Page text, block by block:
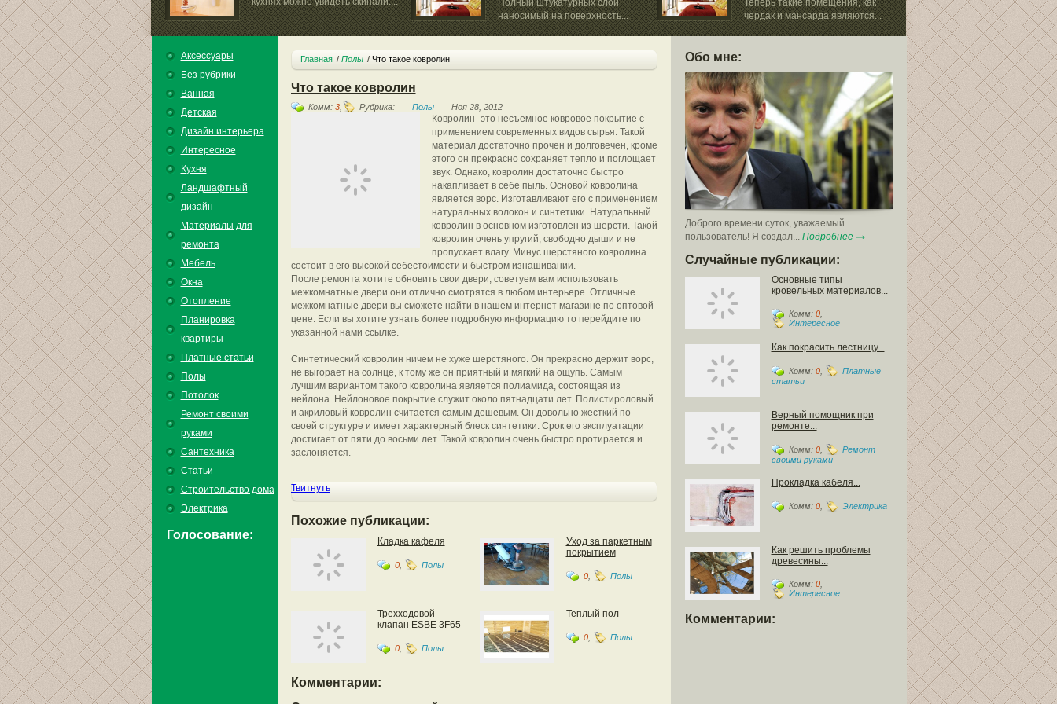
Полный штукатурных слой
наносимый на поверхность...
Теперь такие помещения, как
чердак и мансарда являются...
Аксессуары
Без рубрики
Ванная
Детская
Дизайн интерьера
Интересное
Кухня
Ландшафтный
дизайн
Материалы для
ремонта
Мебель
Окна
Отопление
Планировка
квартиры
Платные статьи
Полы
Потолок
Ремонт своими
руками
Сантехника
Статьи
Строительство дома
Электрика
Голосование:
Обо мне:
Доброго времени суток, уважаемый
пользователь! Я создал... Подробнее
Случайные публикации:
Основные типы
кровельных материалов...
Комм: 0,
Интересное
Как покрасить лестницу...
Комм: 0,
Платные
статьи
Верный помощник при
ремонте...
Комм: 0,
Ремонт
своими руками
Прокладка кабеля...
Комм: 0, Электрика
Как решить проблемы
древесины...
Комм: 0,
Интересное
Комментарии:
Главная Полы Что такое ковролин
Что такое ковролин
Комм: 3, Рубрика: Полы Ноя 28, 2012
Ковролин- это несъемное ковровое покрытие с
применением современных видов сырья. Такой
материал достаточно прочен и долговечен, кроме
этого он прекрасно сохраняет тепло и поглощает
звук. Однако, ковролин достаточно быстро
накапливает в себе пыль. Основой ковролина
является ворс. Изготавливают его с применением
натуральных волокон и синтетики. Натуральный
ковролин в основном изготовлен из шерсти. Такой
ковролин очень упругий, свободно дыши и не
пропускает влагу. Минус шерстяного ковролина
состоит в его высокой себестоимости и быстром изнашивании.
После ремонта хотите обновить свои двери, советуем вам использовать
межкомнатные двери они отлично смотрятся в любом интерьере. Отличные
межкомнатные двери вы сможете найти в нашем интернет магазине по оптовой
цене. Если вы хотите узнать более подробную информацию то перейдите по
указанной нами ссылке.
Синтетический ковролин ничем не хуже шерстяного. Он прекрасно держит ворс,
не выгорает на солнце, к тому же он приятный и мягкий на ощупь. Самым
лучшим вариантом такого ковролина является полиамида, состоящая из
нейлона. Нейлоновое покрытие служит около пятнадцати лет. Полистироловый
и акриловый ковролин считается самым дешевым. Он довольно жесткий по
своей структуре и имеет характерный блеск синтетики. Срок его эксплуатации
достигает от пяти до восьми лет. Такой ковролин очень быстро протирается и
заслоняется.
Твитнуть
Похожие публикации:
Кладка кафеля
0, Полы
Уход за паркетным
покрытием
0, Полы
Трехходовой
клапан ESBE 3F65
0, Полы
Теплый пол
0, Полы
Комментарии: